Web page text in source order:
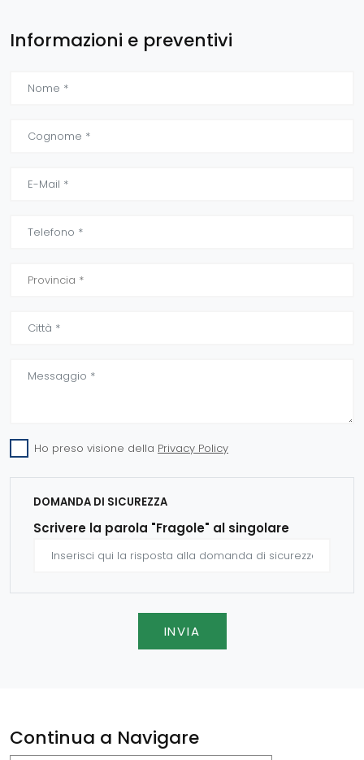
Informazioni e preventivi
Ho preso visione della Privacy Policy
DOMANDA DI SICUREZZA
Scrivere la parola "Fragole" al singolare
INVIA
Continua a Navigare